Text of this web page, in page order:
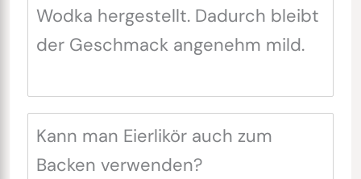
Wodka hergestellt. Dadurch bleibt
der Geschmack angenehm mild.
Kann man Eierlikör auch zum
Backen verwenden?